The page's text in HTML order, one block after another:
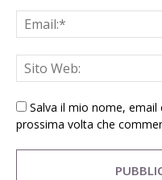
Salva il mio nome,
prossima volta che